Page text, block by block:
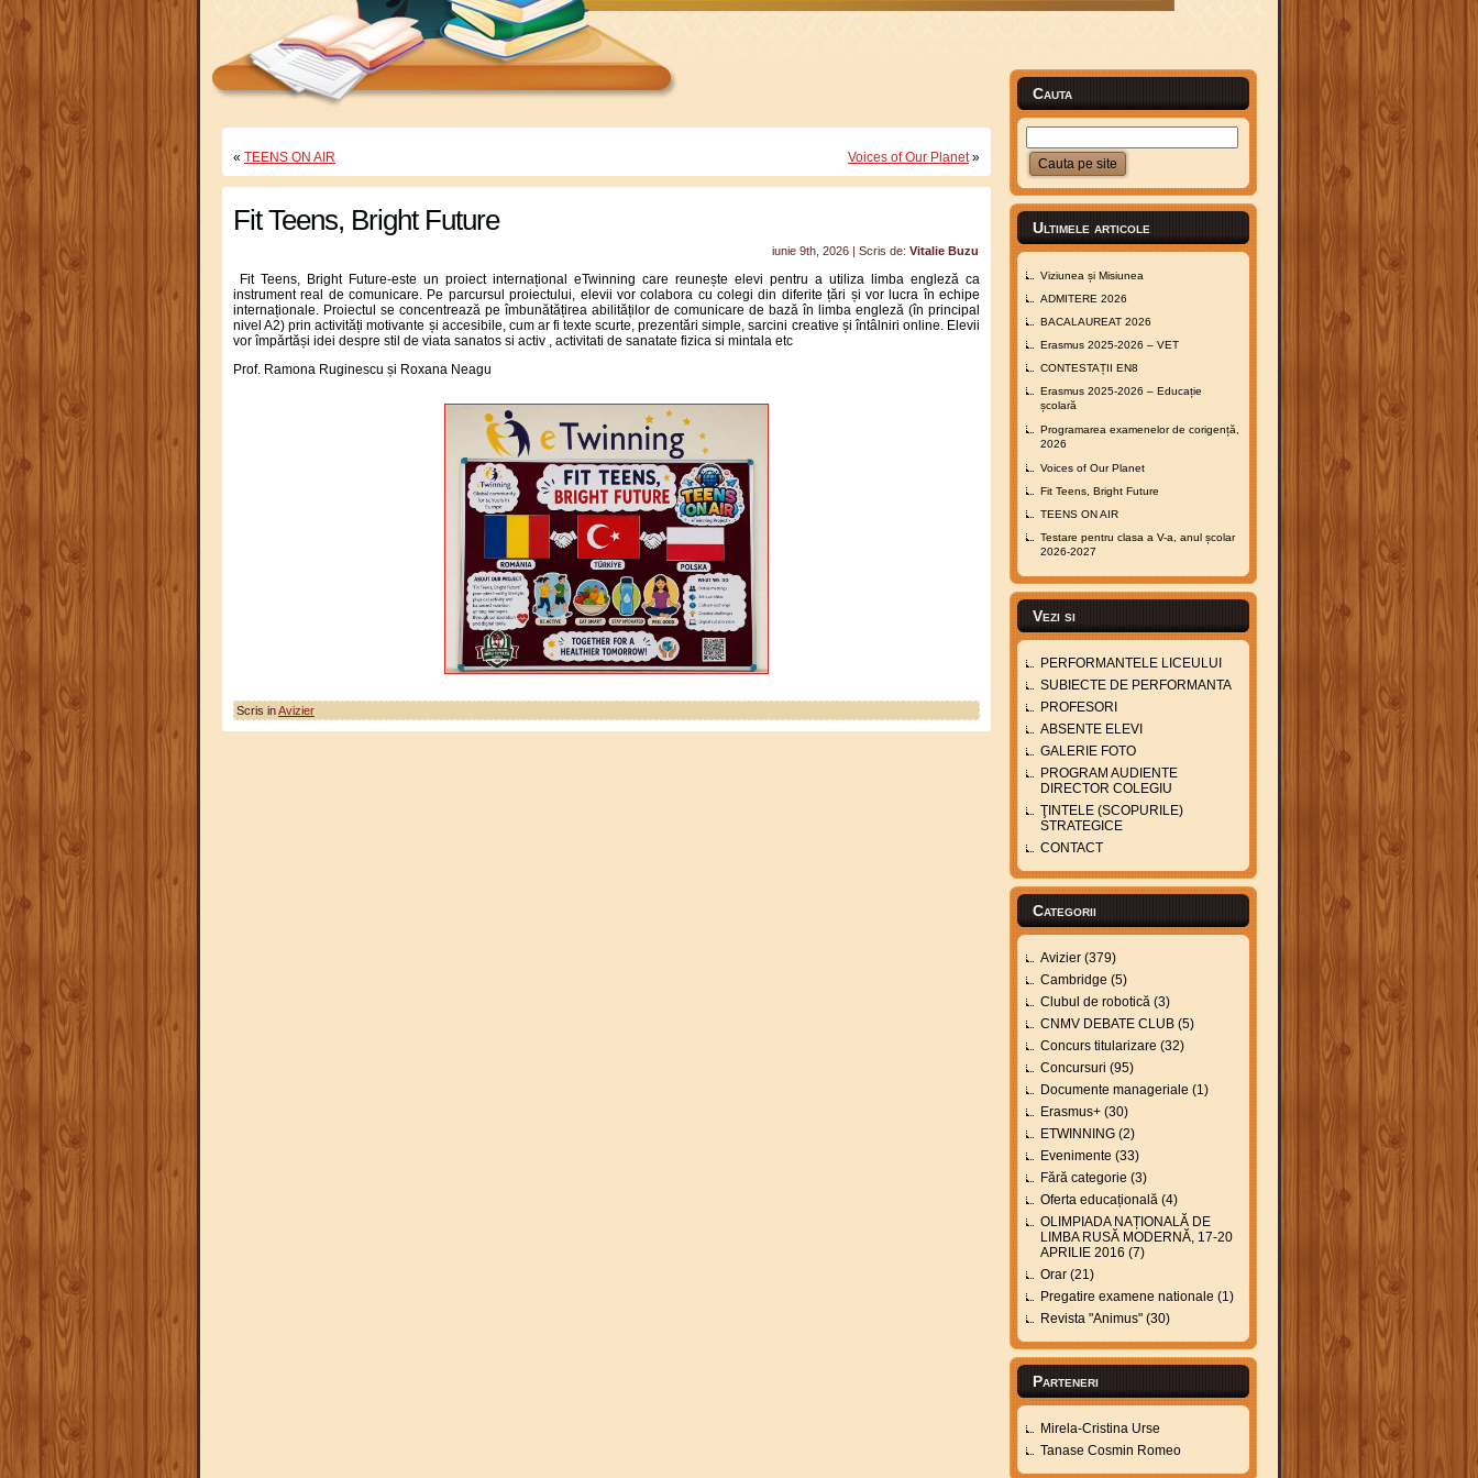
« TEENS ON AIR Voices of Our Planet»
Fit Teens, Bright Future
iunie 9th, 2026 | Scris de: Vitalie Buzu
Fit Teens, Bright Future-este un proiect internațional eTwinning care reunește elevi pentru a utiliza limba engleză ca
instrument real de comunicare. Pe parcursul proiectului, elevii vor colabora cu colegi din diferite țări și vor lucra în echipe
internaționale. Proiectul se concentrează pe îmbunătățirea abilităților de comunicare de bază în limba engleză (în principal
nivel A2) prin activități motivante și accesibile, cum ar fi texte scurte, prezentări simple, sarcini creative și întâlniri online. Elevii
vor împărtăși idei despre stil de viata sanatos si activ , activitati de sanatate fizica si mintala etc
Prof. Ramona Ruginescu și Roxana Neagu
Scris inAvizier
Cauta
Ultimele articole
Viziunea și Misiunea
ADMITERE 2026
BACALAUREAT 2026
Erasmus 2025-2026 – VET
CONTESTAȚII EN8
Erasmus 2025-2026 – Educație
școlară
Programarea examenelor de corigență,
2026
Voices of Our Planet
Fit Teens, Bright Future
TEENS ON AIR
Testare pentru clasa a V-a, anul școlar
2026-2027
Vezi si
PERFORMANTELE LICEULUI
SUBIECTE DE PERFORMANTA
PROFESORI
ABSENTE ELEVI
GALERIE FOTO
PROGRAM AUDIENTE
DIRECTOR COLEGIU
ŢINTELE (SCOPURILE)
STRATEGICE
CONTACT
Categorii
Avizier (379)
Cambridge (5)
Clubul de robotică (3)
CNMV DEBATE CLUB (5)
Concurs titularizare (32)
Concursuri (95)
Documente manageriale (1)
Erasmus+ (30)
ETWINNING (2)
Evenimente (33)
Fără categorie (3)
Oferta educațională (4)
OLIMPIADA NAȚIONALĂ DE
LIMBA RUSĂ MODERNĂ, 17-20
APRILIE 2016 (7)
Orar (21)
Pregatire examene nationale (1)
Revista "Animus" (30)
Parteneri
Mirela-Cristina Urse
Tanase Cosmin Romeo